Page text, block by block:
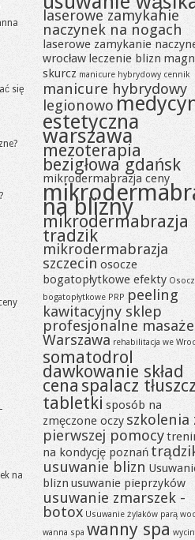
się
na
laserowe zamykanie
naczynek na nogach
laserowe zamykanie
wrocław leczenie blizn
skurcz manicure hybrydowy cennik
manicure hybrydowy
legionowo
estetyczna
warszawa
mezoterapia
bezigłowa gdańsk
mikrodermabrazja ceny
na blizny
mikrodermabrazja
tradzik
mikrodermabrazja
szczecin osocze
bogatopłytkowe efekty
bogatopłytkowe PRP peeling
kawitacyjny sklep
profesjonalne masaże
Warszawa rehabilitacja we
somatodrol
dawkowanie skład
cena spalacz
tabletki sposób na
zmęczone oczy szkolenia
pierwszej pomocy
na kondycję poznań
usuwanie blizn
blizn usuwanie pieprzyków
usuwanie zmarszek -
botox Usuwanie żylaków parą
wanna spa wanny spa